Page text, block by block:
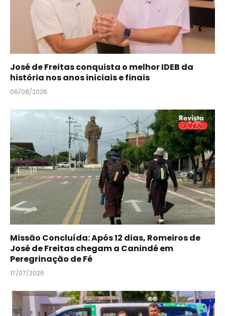
José de Freitas conquista o melhor IDEB da
história nos anos iniciais e finais
06/08/2026
Missão Concluída: Após 12 dias, Romeiros de
José de Freitas chegam a Canindé em
Peregrinação de Fé
17/07/2026